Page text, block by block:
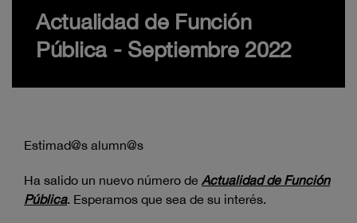
Actualidad de Función
Pública - Septiembre 2022
Estimad@s alumn@s
Ha salido un nuevo número de Actualidad de Función
Pública. Esperamos que sea de su interés.